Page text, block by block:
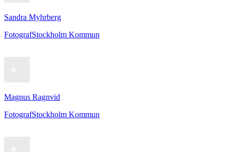
Sandra Myhrberg
FotografStockholm Kommun
Magnus Ragnvid
FotografStockholm Kommun